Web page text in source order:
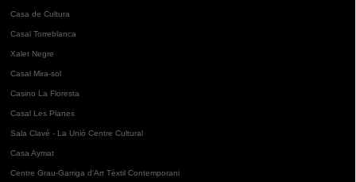
Casa de Cultura
Casal Torreblanca
Xalet Negre
Casal Mira-sol
Casino La Floresta
Casal Les Planes
Sala Clavé - La Unió Centre Cultural
Casa Aymat
Centre Grau-Garriga d'Art Tèxtil Contemporani